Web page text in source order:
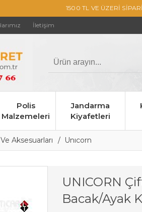
1500 TL VE ÜZERİ
İletişim
Polis
Malzemeleri
Jandarma
Kiyafetleri
Ve Aksesuarları Unıcorn
UNICORN
Bacak/Ayak